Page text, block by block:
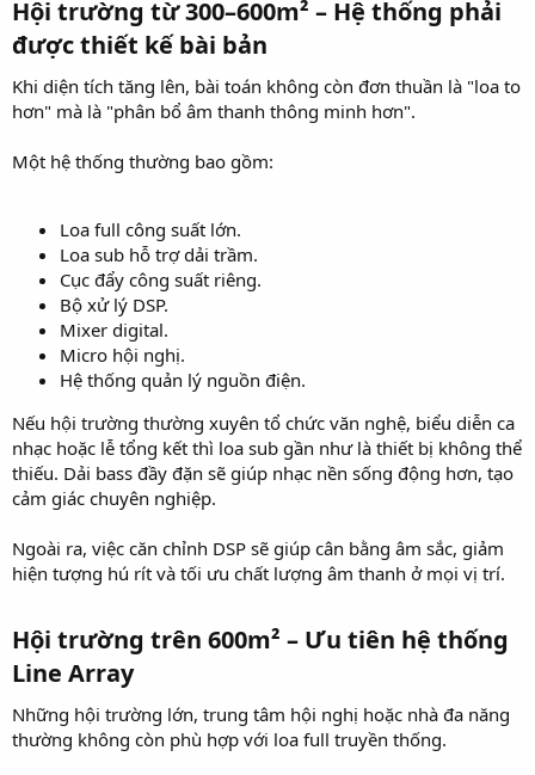
Hội trường từ 300–600m² – Hệ thống phải
được thiết kế bài bản​
Khi diện tích tăng lên, bài toán không còn đơn thuần là "loa to
hơn" mà là "phân bổ âm thanh thông minh hơn".
Một hệ thống thường bao gồm:
Loa full công suất lớn.
Loa sub hỗ trợ dải trầm.
Cục đẩy công suất riêng.
Bộ xử lý DSP.
Mixer digital.
Micro hội nghị.
Hệ thống quản lý nguồn điện.
Nếu hội trường thường xuyên tổ chức văn nghệ, biểu diễn ca
nhạc hoặc lễ tổng kết thì loa sub gần như là thiết bị không thể
thiếu. Dải bass đầy đặn sẽ giúp nhạc nền sống động hơn, tạo
cảm giác chuyên nghiệp.
Ngoài ra, việc căn chỉnh DSP sẽ giúp cân bằng âm sắc, giảm
hiện tượng hú rít và tối ưu chất lượng âm thanh ở mọi vị trí.
Hội trường trên 600m² – Ưu tiên hệ thống
Line Array​
Những hội trường lớn, trung tâm hội nghị hoặc nhà đa năng
thường không còn phù hợp với loa full truyền thống.